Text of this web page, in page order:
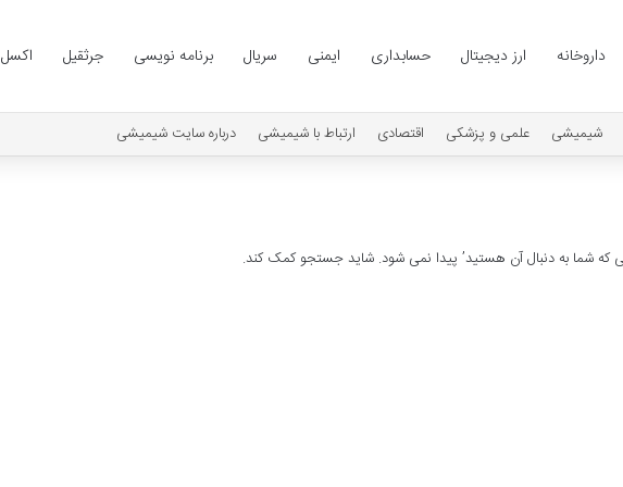
داروخانه ارز دیجیتال حسابداری ایمنی سریال برنامه نویسی جرثقیل اکسل
شیمیشی علمی و پزشکی اقتصادی ارتباط با شیمیشی درباره سایت شیمیشی
که شما به دنبال آن هستید’ پیدا نمی شود. شاید جستجو کمک کند.